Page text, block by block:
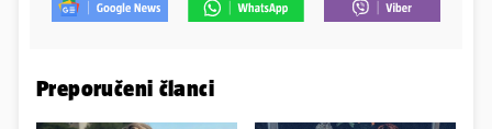
Preporučeni članci